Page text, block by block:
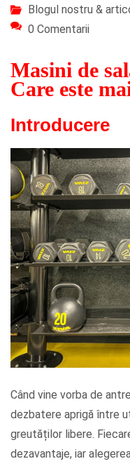
Blogul nostru &
0 Comentarii
Masini de
Care este
Introducere
Când vine vorba de
dezbatere aprigă între
greutăților libere.
dezavantaje, iar